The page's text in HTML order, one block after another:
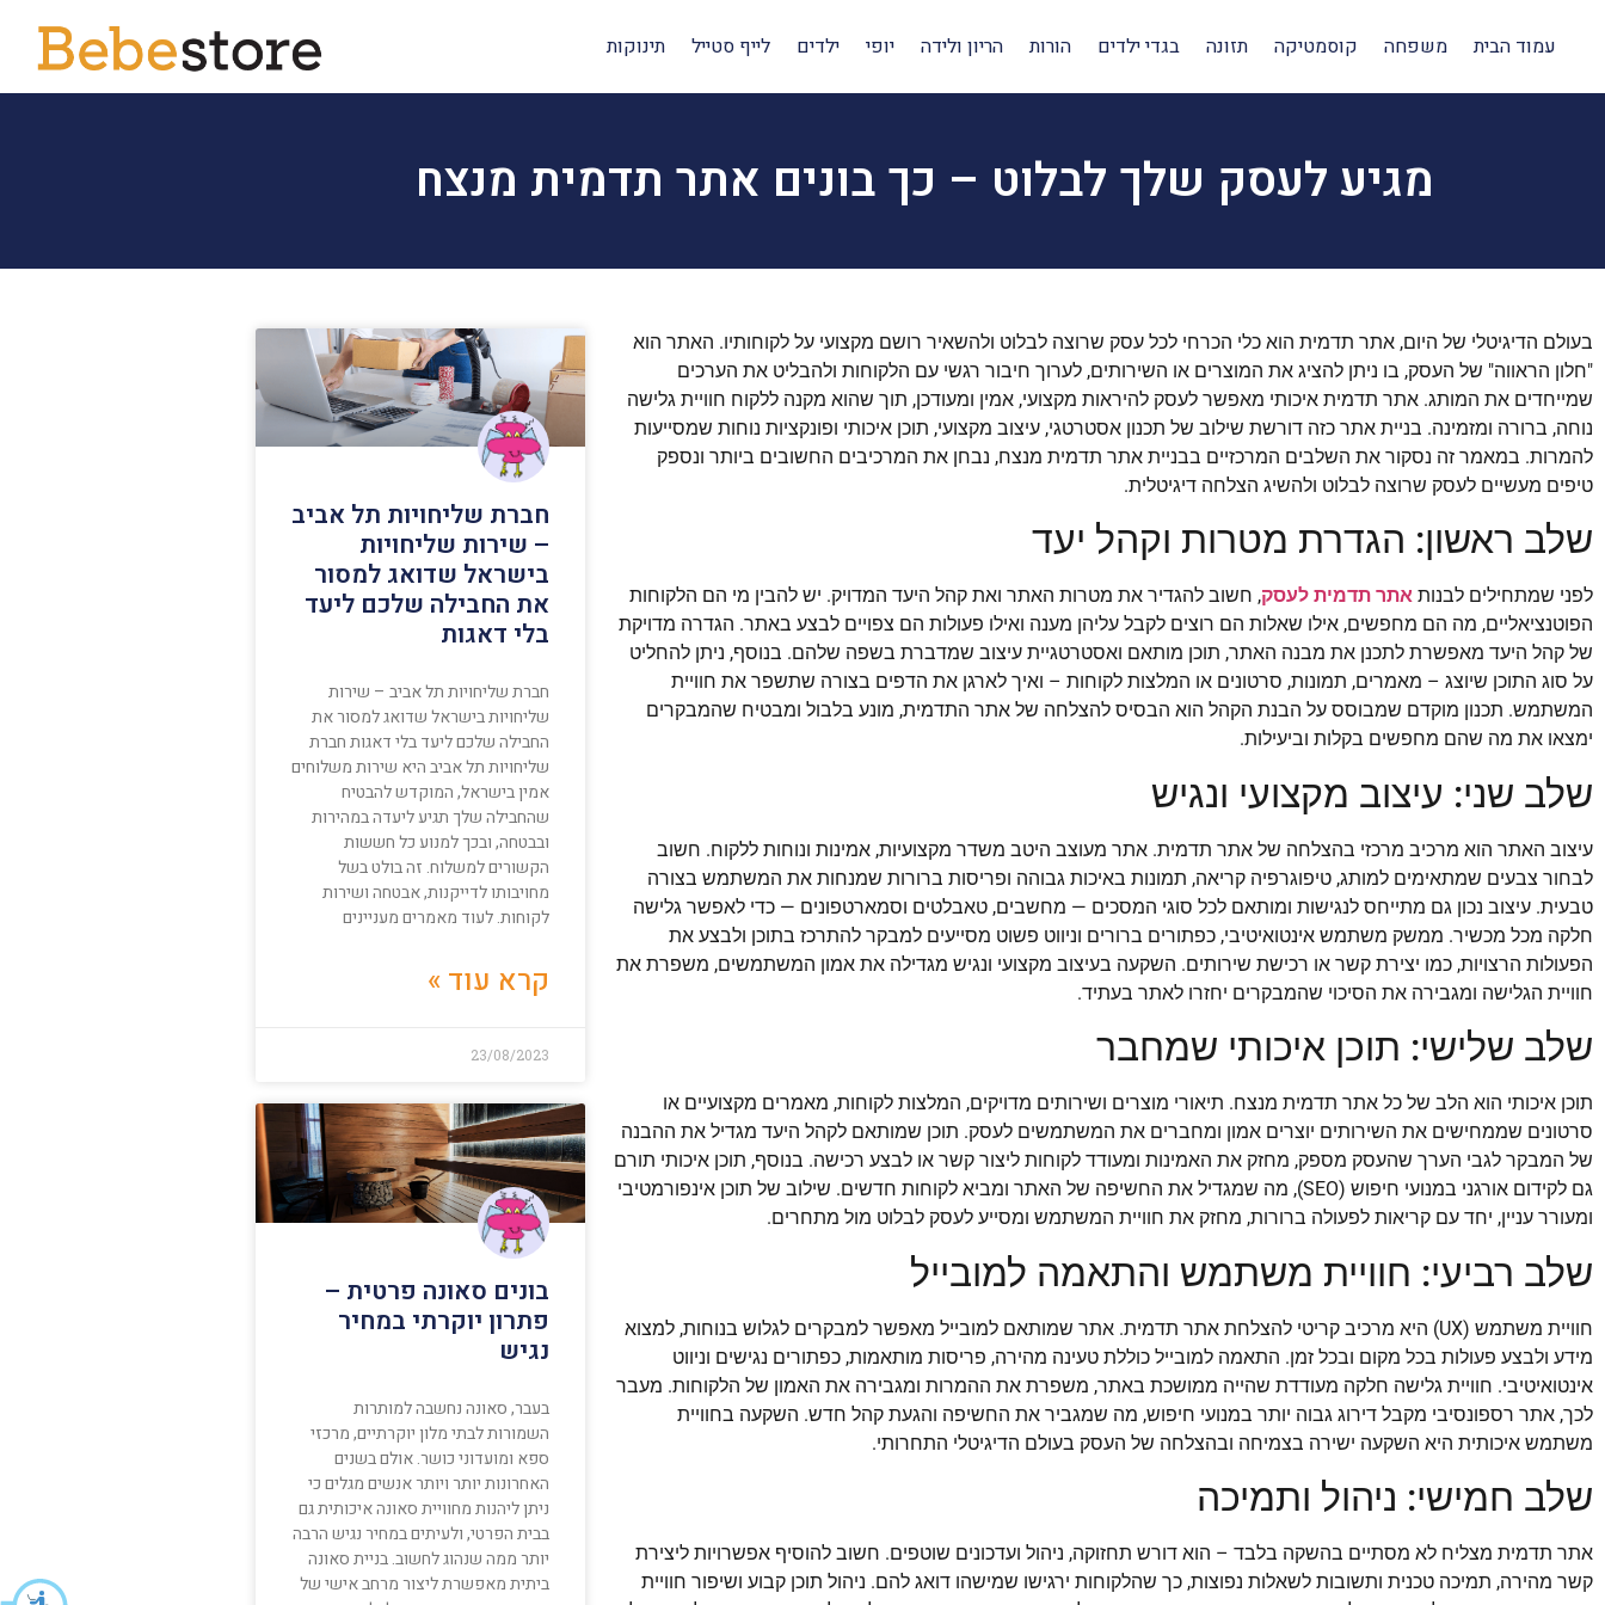
עמוד הבית משפחה קוסמטיקה תזונה בגדי ילדים הורות הריון ולידה יופי ילדים לייף סטייל תינוקות
מגיע לעסק שלך לבלוט – כך בונים אתר תדמית מנצח
בעולם הדיגיטלי של היום, אתר תדמית הוא כלי הכרחי לכל עסק שרוצה לבלוט ולהשאיר רושם מקצועי על לקוחותיו. האתר הוא
"חלון הראווה" של העסק, בו ניתן להציג את המוצרים או השירותים, לערוך חיבור רגשי עם הלקוחות ולהבליט את הערכים
שמייחדים את המותג. אתר תדמית איכותי מאפשר לעסק להיראות מקצועי, אמין ומעודכן, תוך שהוא מקנה ללקוח חוויית גלישה
נוחה, ברורה ומזמינה. בניית אתר כזה דורשת שילוב של תכנון אסטרטגי, עיצוב מקצועי, תוכן איכותי ופונקציות נוחות שמסייעות
להמרות. במאמר זה נסקור את השלבים המרכזיים בבניית אתר תדמית מנצח, נבחן את המרכיבים החשובים ביותר ונספק
טיפים מעשיים לעסק שרוצה לבלוט ולהשיג הצלחה דיגיטלית.
שלב ראשון: הגדרת מטרות וקהל יעד
לפני שמתחילים לבנות אתר תדמית לעסק, חשוב להגדיר את מטרות האתר ואת קהל היעד המדויק. יש להבין מי הם הלקוחות
הפוטנציאליים, מה הם מחפשים, אילו שאלות הם רוצים לקבל עליהן מענה ואילו פעולות הם צפויים לבצע באתר. הגדרה מדויקת
של קהל היעד מאפשרת לתכנן את מבנה האתר, תוכן מותאם ואסטרטגיית עיצוב שמדברת בשפה שלהם. בנוסף, ניתן להחליט
על סוג התוכן שיוצג – מאמרים, תמונות, סרטונים או המלצות לקוחות – ואיך לארגן את הדפים בצורה שתשפר את חוויית
המשתמש. תכנון מוקדם שמבוסס על הבנת הקהל הוא הבסיס להצלחה של אתר התדמית, מונע בלבול ומבטיח שהמבקרים
ימצאו את מה שהם מחפשים בקלות וביעילות.
שלב שני: עיצוב מקצועי ונגיש
עיצוב האתר הוא מרכיב מרכזי בהצלחה של אתר תדמית. אתר מעוצב היטב משדר מקצועיות, אמינות ונוחות ללקוח. חשוב
לבחור צבעים שמתאימים למותג, טיפוגרפיה קריאה, תמונות באיכות גבוהה ופריסות ברורות שמנחות את המשתמש בצורה
טבעית. עיצוב נכון גם מתייחס לנגישות ומותאם לכל סוגי המסכים — מחשבים, טאבלטים וסמארטפונים — כדי לאפשר גלישה
חלקה מכל מכשיר. ממשק משתמש אינטואיטיבי, כפתורים ברורים וניווט פשוט מסייעים למבקר להתרכז בתוכן ולבצע את
הפעולות הרצויות, כמו יצירת קשר או רכישת שירותים. השקעה בעיצוב מקצועי ונגיש מגדילה את אמון המשתמשים, משפרת את
חוויית הגלישה ומגבירה את הסיכוי שהמבקרים יחזרו לאתר בעתיד.
שלב שלישי: תוכן איכותי שמחבר
תוכן איכותי הוא הלב של כל אתר תדמית מנצח. תיאורי מוצרים ושירותים מדויקים, המלצות לקוחות, מאמרים מקצועיים או
סרטונים שממחישים את השירותים יוצרים אמון ומחברים את המשתמשים לעסק. תוכן שמותאם לקהל היעד מגדיל את ההבנה
של המבקר לגבי הערך שהעסק מספק, מחזק את האמינות ומעודד לקוחות ליצור קשר או לבצע רכישה. בנוסף, תוכן איכותי תורם
גם לקידום אורגני במנועי חיפוש (SEO), מה שמגדיל את החשיפה של האתר ומביא לקוחות חדשים. שילוב של תוכן אינפורמטיבי
ומעורר עניין, יחד עם קריאות לפעולה ברורות, מחזק את חוויית המשתמש ומסייע לעסק לבלוט מול מתחרים.
שלב רביעי: חוויית משתמש והתאמה למובייל
חוויית משתמש (UX) היא מרכיב קריטי להצלחת אתר תדמית. אתר שמותאם למובייל מאפשר למבקרים לגלוש בנוחות, למצוא
מידע ולבצע פעולות בכל מקום ובכל זמן. התאמה למובייל כוללת טעינה מהירה, פריסות מותאמות, כפתורים נגישים וניווט
אינטואיטיבי. חוויית גלישה חלקה מעודדת שהייה ממושכת באתר, משפרת את ההמרות ומגבירה את האמון של הלקוחות. מעבר
לכך, אתר רספונסיבי מקבל דירוג גבוה יותר במנועי חיפוש, מה שמגביר את החשיפה והגעת קהל חדש. השקעה בחוויית
משתמש איכותית היא השקעה ישירה בצמיחה ובהצלחה של העסק בעולם הדיגיטלי התחרותי.
שלב חמישי: ניהול ותמיכה
אתר תדמית מצליח לא מסתיים בהשקה בלבד – הוא דורש תחזוקה, ניהול ועדכונים שוטפים. חשוב להוסיף אפשרויות ליצירת
קשר מהירה, תמיכה טכנית ותשובות לשאלות נפוצות, כך שהלקוחות ירגישו שמישהו דואג להם. ניהול תוכן קבוע ושיפור חוויית
חברת שליחויות תל אביב
– שירות שליחויות
בישראל שדואג למסור
את החבילה שלכם ליעד
בלי דאגות
חברת שליחויות תל אביב – שירות
שליחויות בישראל שדואג למסור את
החבילה שלכם ליעד בלי דאגות חברת
שליחויות תל אביב היא שירות משלוחים
אמין בישראל, המוקדש להבטיח
שהחבילה שלך תגיע ליעדה במהירות
ובבטחה, ובכך למנוע כל חששות
הקשורים למשלוח. זה בולט בשל
מחויבותו לדייקנות, אבטחה ושירות
לקוחות. לעוד מאמרים מעניינים
קרא עוד »
23/08/2023
בונים סאונה פרטית –
פתרון יוקרתי במחיר
נגיש
בעבר, סאונה נחשבה למותרות
השמורות לבתי מלון יוקרתיים, מרכזי
ספא ומועדוני כושר. אולם בשנים
האחרונות יותר ויותר אנשים מגלים כי
ניתן ליהנות מחוויית סאונה איכותית גם
בבית הפרטי, ולעיתים במחיר נגיש הרבה
יותר ממה שנהוג לחשוב. בניית סאונה
ביתית מאפשרת ליצור מרחב אישי של